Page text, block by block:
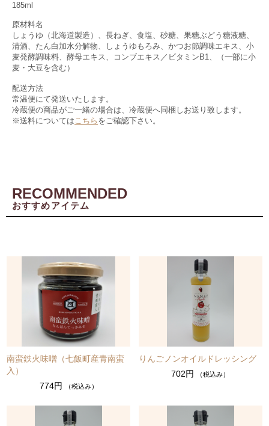
185ml
原材料名
しょうゆ（北海道製造）、長ねぎ、食塩、砂糖、果糖ぶどう糖液糖、
清酒、たん白加水分解物、しょうゆもろみ、かつお節調味エキス、小
麦発酵調味料、酵母エキス、コンブエキス／ビタミンB1、（一部に小
麦・大豆を含む）
配送方法
常温便にて発送いたします。
冷蔵便の商品がご一緒の場合は、冷蔵便へ同梱しお送り致します。
※送料についてはこちら をご確認下さい。
RECOMMENDED
おすすめアイテム
南蛮鉄火味噌（七飯町産青南蛮
入）
774円
（税込み）
りんごノンオイルドレッシング
702円
（税込み）